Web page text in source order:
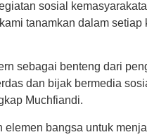
sosial
tanamkan dalam setiap
sebagai benteng dari
dan bijak bermedia
Muchfiandi.
bangsa untuk